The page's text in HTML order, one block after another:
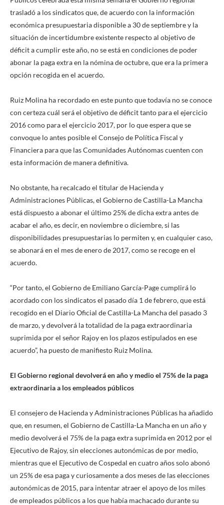
trasladó a los sindicatos que, de acuerdo con la información
económica presupuestaria disponible a 30 de septiembre y la
situación de incertidumbre existente respecto al objetivo de
déficit a cumplir este año, no se está en condiciones de poder
abonar la paga extra en la nómina de octubre, que era la primera
opción recogida en el acuerdo.
Ruiz Molina ha recordado en este punto que todavía no se conoce
con certeza cuál será el objetivo de déficit tanto para el ejercicio
2016 como para el ejercicio 2017, por lo que espera que se
convoque lo antes posible el Consejo de Política Fiscal y
Financiera para que las Comunidades Autónomas cuenten con
esta información de manera definitiva.
No obstante, ha recalcado el titular de Hacienda y
Administraciones Públicas, el Gobierno de Castilla-La Mancha
está dispuesto a abonar el último 25% de dicha extra antes de
acabar el año, es decir, en noviembre o diciembre, si las
disponibilidades presupuestarias lo permiten y, en cualquier caso,
se abonará en el mes de enero de 2017, como se recoge en el
acuerdo.
“Por tanto, el Gobierno de Emiliano García-Page cumplirá lo
acordado con los sindicatos el pasado día 1 de febrero, que está
recogido en el Diario Oficial de Castilla-La Mancha del pasado 3
de marzo, y devolverá la totalidad de la paga extraordinaria
suprimida por el señor Rajoy en los plazos estipulados en ese
acuerdo”, ha puesto de manifiesto Ruiz Molina.
El Gobierno regional devolverá en año y medio el 75% de la paga
extraordinaria a los empleados públicos
El consejero de Hacienda y Administraciones Públicas ha añadido
que, en resumen, el Gobierno de Castilla-La Mancha en un año y
medio devolverá el 75% de la paga extra suprimida en 2012 por el
Ejecutivo de Rajoy, sin elecciones autonómicas de por medio,
mientras que el Ejecutivo de Cospedal en cuatro años solo abonó
un 25% de esa paga y curiosamente a dos meses de las elecciones
autonómicas de 2015, para intentar atraer el apoyo de los miles
de empleados públicos a los que había machacado durante su